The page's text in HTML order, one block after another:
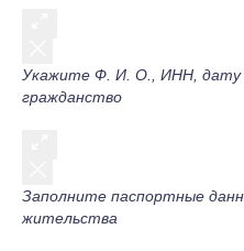
Укажите Ф. И. О., ИНН, дату
гражданство
Заполните паспортные
жительства